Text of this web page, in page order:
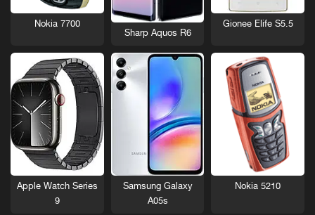
Gionee Elife S5.5
Sharp Aquos R6
Nokia 7700
Nokia 5210
Samsung Galaxy
A05s
Apple Watch Series
9